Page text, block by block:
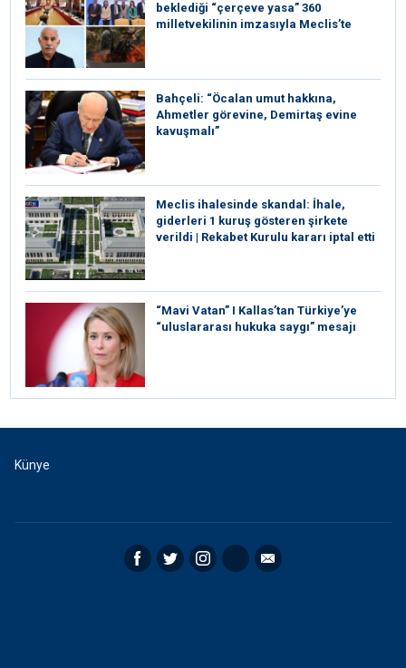
beklediği “çerçeve yasa” 360
milletvekilinin imzasıyla Meclis’te
Bahçeli: “Öcalan umut hakkına,
Ahmetler görevine, Demirtaş evine
kavuşmalı”
Meclis ihalesinde skandal: İhale,
giderleri 1 kuruş gösteren şirkete
verildi | Rekabet Kurulu kararı iptal etti
“Mavi Vatan” I Kallas’tan Türkiye’ye
“uluslararası hukuka saygı” mesajı
Künye
Facebook Twitter Instagram RSS